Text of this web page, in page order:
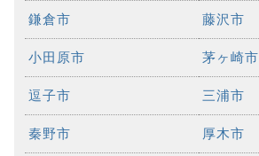
鎌倉市 藤沢市
小田原市 茅ヶ崎市
逗子市 三浦市
秦野市 厚木市